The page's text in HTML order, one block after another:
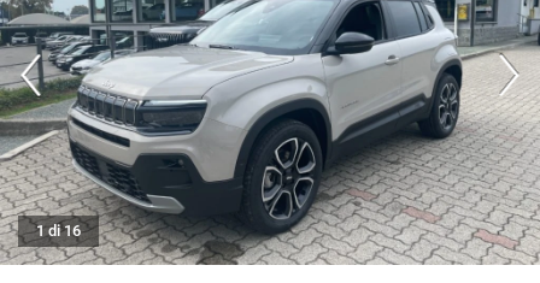
CONTATTI
BLOG
NEWS
1 di 16
tracciamento
che
adottiamo
per
offrire
le
funzionalità
e
svolgere
le
attività